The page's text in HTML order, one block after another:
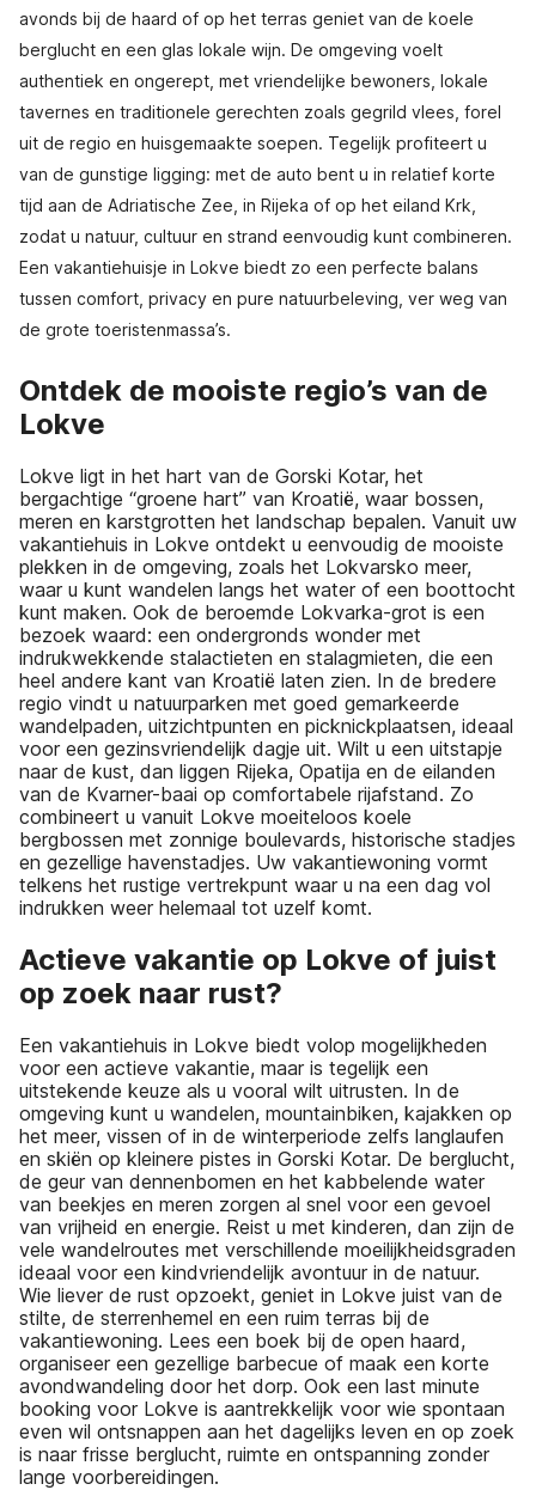
avonds bij de haard of op het terras geniet van de koele
berglucht en een glas lokale wijn. De omgeving voelt
authentiek en ongerept, met vriendelijke bewoners, lokale
tavernes en traditionele gerechten zoals gegrild vlees, forel
uit de regio en huisgemaakte soepen. Tegelijk profiteert u
van de gunstige ligging: met de auto bent u in relatief korte
tijd aan de Adriatische Zee, in Rijeka of op het eiland Krk,
zodat u natuur, cultuur en strand eenvoudig kunt combineren.
Een vakantiehuisje in Lokve biedt zo een perfecte balans
tussen comfort, privacy en pure natuurbeleving, ver weg van
de grote toeristenmassa’s.
Ontdek de mooiste regio’s van de
Lokve
Lokve ligt in het hart van de Gorski Kotar, het
bergachtige “groene hart” van Kroatië, waar bossen,
meren en karstgrotten het landschap bepalen. Vanuit uw
vakantiehuis in Lokve ontdekt u eenvoudig de mooiste
plekken in de omgeving, zoals het Lokvarsko meer,
waar u kunt wandelen langs het water of een boottocht
kunt maken. Ook de beroemde Lokvarka-grot is een
bezoek waard: een ondergronds wonder met
indrukwekkende stalactieten en stalagmieten, die een
heel andere kant van Kroatië laten zien. In de bredere
regio vindt u natuurparken met goed gemarkeerde
wandelpaden, uitzichtpunten en picknickplaatsen, ideaal
voor een gezinsvriendelijk dagje uit. Wilt u een uitstapje
naar de kust, dan liggen Rijeka, Opatija en de eilanden
van de Kvarner-baai op comfortabele rijafstand. Zo
combineert u vanuit Lokve moeiteloos koele
bergbossen met zonnige boulevards, historische stadjes
en gezellige havenstadjes. Uw vakantiewoning vormt
telkens het rustige vertrekpunt waar u na een dag vol
indrukken weer helemaal tot uzelf komt.
Actieve vakantie op Lokve of juist
op zoek naar rust?
Een vakantiehuis in Lokve biedt volop mogelijkheden
voor een actieve vakantie, maar is tegelijk een
uitstekende keuze als u vooral wilt uitrusten. In de
omgeving kunt u wandelen, mountainbiken, kajakken op
het meer, vissen of in de winterperiode zelfs langlaufen
en skiën op kleinere pistes in Gorski Kotar. De berglucht,
de geur van dennenbomen en het kabbelende water
van beekjes en meren zorgen al snel voor een gevoel
van vrijheid en energie. Reist u met kinderen, dan zijn de
vele wandelroutes met verschillende moeilijkheidsgraden
ideaal voor een kindvriendelijk avontuur in de natuur.
Wie liever de rust opzoekt, geniet in Lokve juist van de
stilte, de sterrenhemel en een ruim terras bij de
vakantiewoning. Lees een boek bij de open haard,
organiseer een gezellige barbecue of maak een korte
avondwandeling door het dorp. Ook een last minute
booking voor Lokve is aantrekkelijk voor wie spontaan
even wil ontsnappen aan het dagelijks leven en op zoek
is naar frisse berglucht, ruimte en ontspanning zonder
lange voorbereidingen.